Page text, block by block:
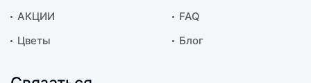
АКЦИИ
Цветы
FAQ
Блог